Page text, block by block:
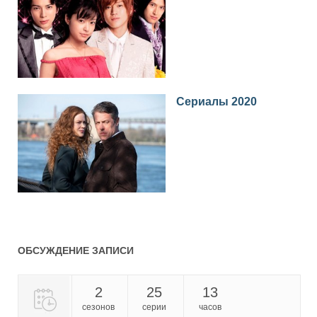
s01e04
Episode 4
s01e03
Episode 3
Episode 2
s01e01
Episode 1
Сериалы 2020
ОБСУЖДЕНИЕ ЗАПИСИ
2
сезонов
25
серии
13
часов